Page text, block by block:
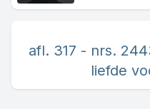
afl. 317 - nrs.
liefde